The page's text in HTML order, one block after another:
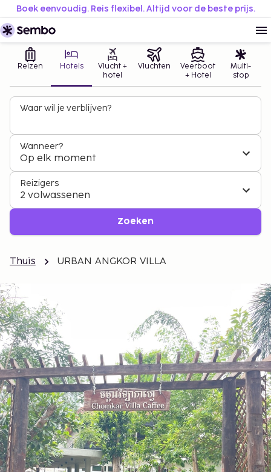
Boek eenvoudig. Reis flexibel. Altijd voor de beste prijs.
Reizen Hotels
Vlucht +
hotel
Vluchten
Veerboot
+ Hotel
Multi-
stop
Waar wil je verblijven?
Wanneer?
Op elk moment
Reizigers
2 volwassenen
Zoeken
Thuis URBAN ANGKOR VILLA